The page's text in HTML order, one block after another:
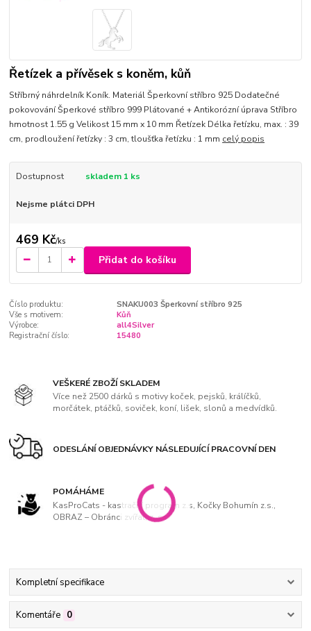
Řetízek a přívěsek s koněm, kůň
Stříbrný náhrdelník Koník. Materiál Šperkovní stříbro 925 Dodatečné
pokovování Šperkové stříbro 999 Plátované + Antikorózní úprava Stříbro
hmotnost 1.55 g Velikost 15 mm x 10 mm Řetízek Délka řetízku, max. : 39
cm, prodloužení řetízky : 3 cm, tloušťka řetízku : 1 mm celý popis
Dostupnost skladem 1 ks
Nejsme plátci DPH
469 Kč/ks
Přidat do košíku
Číslo produktu:
SNAKU003 Šperkovní stříbro 925
Vše s motivem:
Kůň
Výrobce:
all4Silver
Registrační číslo:
15480
VEŠKERÉ ZBOŽÍ SKLADEM
Více než 2500 dárků s motivy koček, pejsků, králíčků,
morčátek, ptáčků, soviček, koní, lišek, slonů a medvídků.
ODESLÁNÍ OBJEDNÁVKY NÁSLEDUJÍCÍ PRACOVNÍ DEN
POMÁHÁME
KasProCats - kastrační program z.s, Kočky Bohumín z.s.,
OBRAZ – Obránci zvířat, z. s
Kompletní specifikace
Komentáře 0